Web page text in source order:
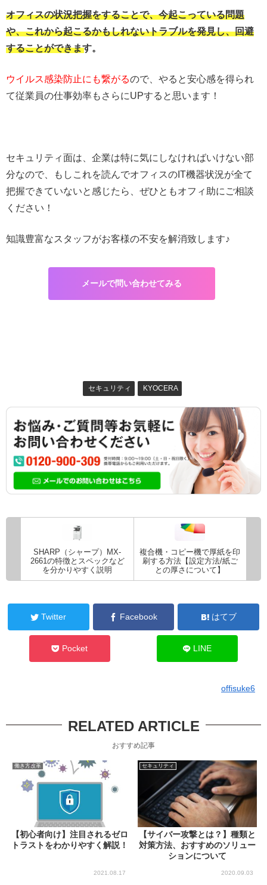
オフィスの状況把握をすることで、今起こっている問題
や、これから起こるかもしれないトラブルを発見し、回避
することができます。
ウイルス感染防止にも繋がるので、やると安心感を得られ
て従業員の仕事効率もさらにUPすると思います！
セキュリティ面は、企業は特に気にしなければいけない部
分なので、もしこれを読んでオフィスのIT機器状況が全て
把握できていないと感じたら、ぜひともオフィ助にご相談
ください！
知識豊富なスタッフがお客様の不安を解消致します♪
メールで問い合わせてみる
セキュリティ KYOCERA
SHARP（シャープ）MX-
2661の特徴とスペックなど
を分かりやすく説明
複合機・コピー機で厚紙を印
刷する方法【設定方法/紙ご
との厚さについて】
Twitter Facebook はてブ
Pocket LINE
offisuke6
RELATED ARTICLE
おすすめ記事
働き方改革
【初心者向け】注目されるゼロ
トラストをわかりやすく解説！
2021.08.17
セキュリティ
【サイバー攻撃とは？】種類と
対策方法、おすすめのソリュー
ションについて
2020.09.03